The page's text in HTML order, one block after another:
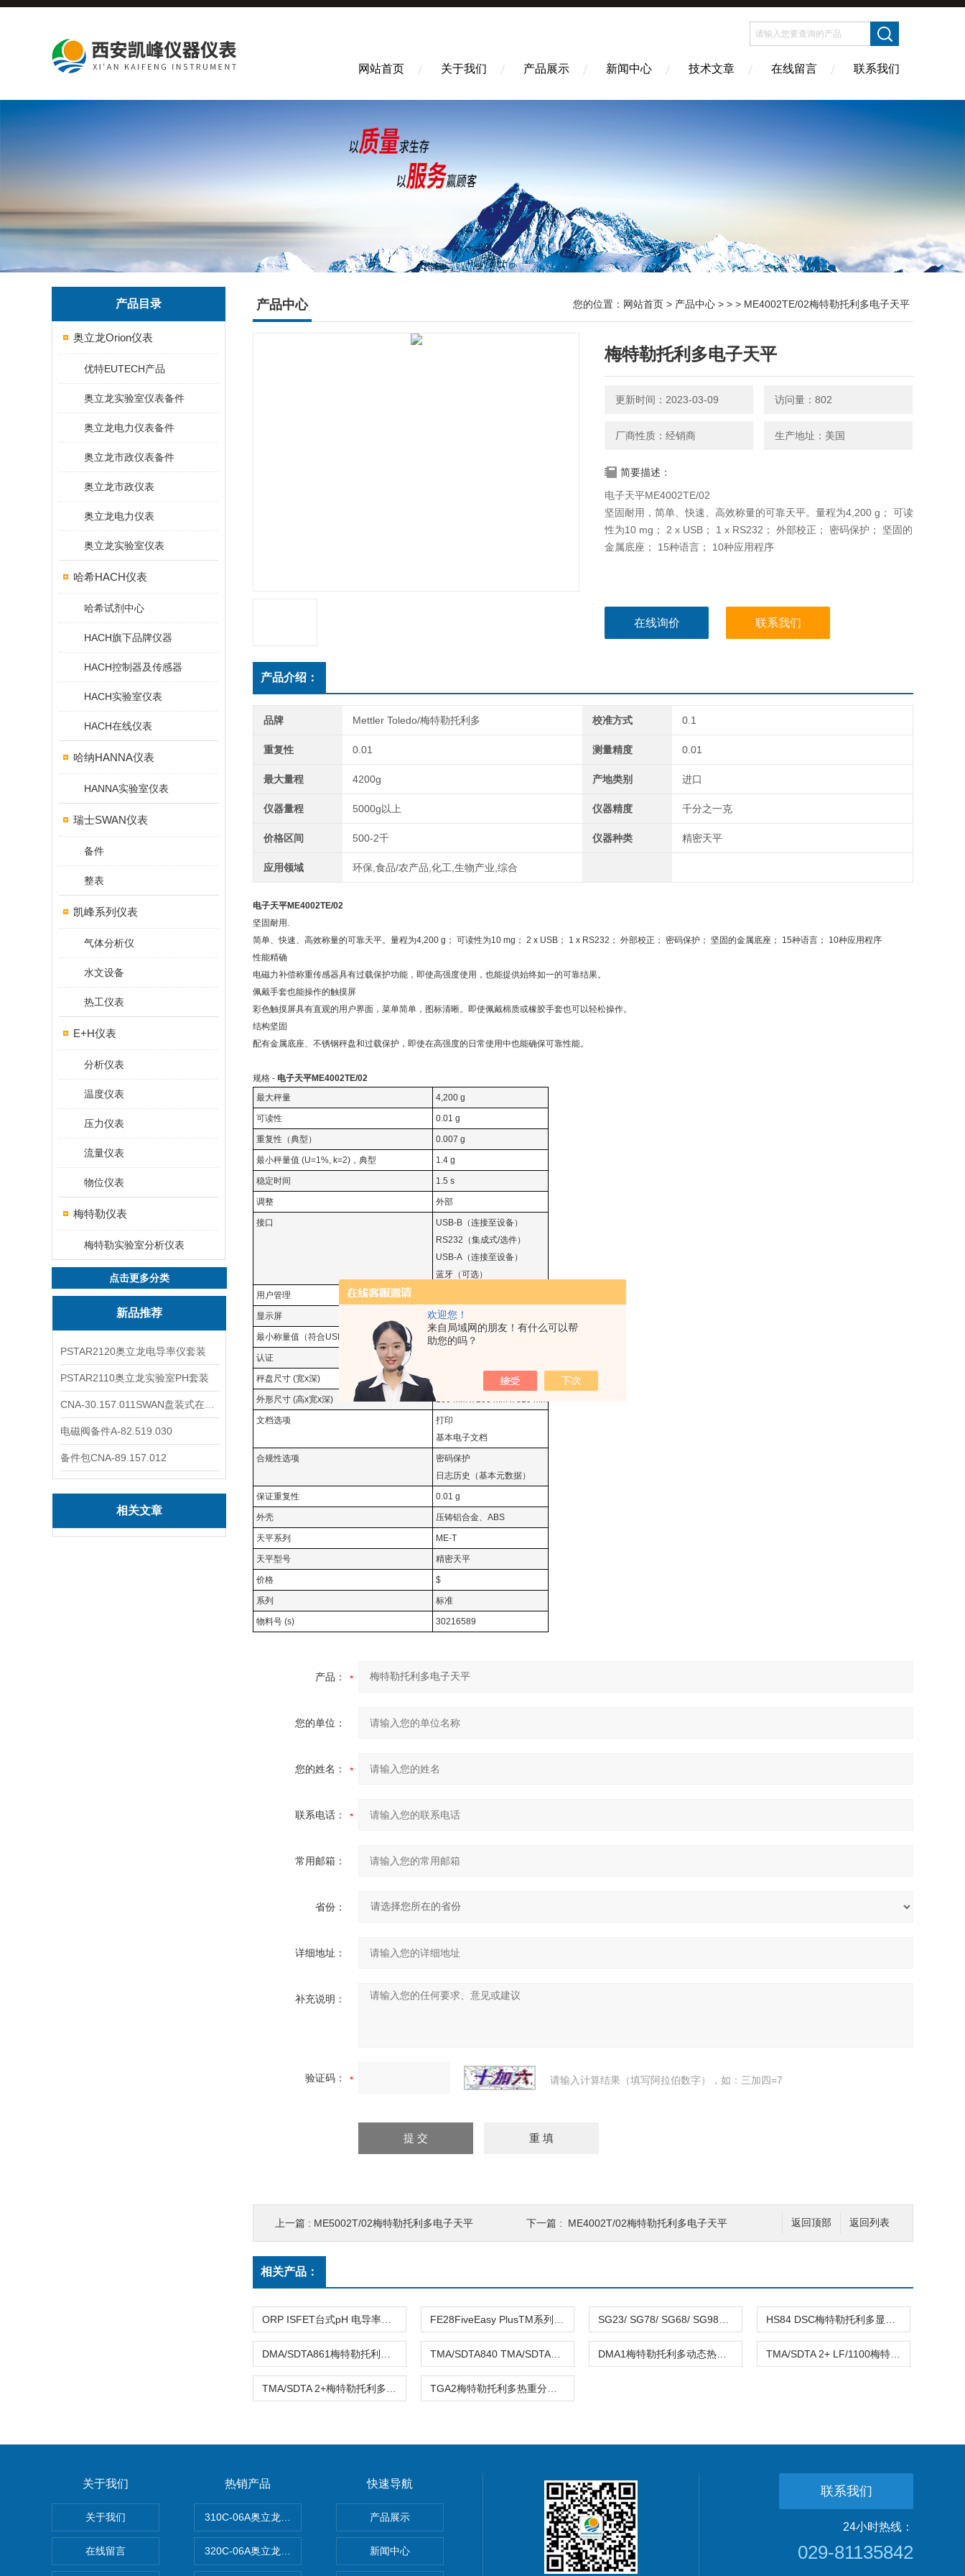
欢迎您！
来自局域网的朋友！有什么可以帮
助您的吗？
网站首页 关于我们 产品展示 新闻中心 技术文章 在线留言 联系我们
产品目录
奥立龙Orion仪表
优特EUTECH产品
奥立龙实验室仪表备件
奥立龙电力仪表备件
奥立龙市政仪表备件
奥立龙市政仪表
奥立龙电力仪表
奥立龙实验室仪表
哈希HACH仪表
哈希试剂中心
HACH旗下品牌仪器
HACH控制器及传感器
HACH实验室仪表
HACH在线仪表
哈纳HANNA仪表
HANNA实验室仪表
瑞士SWAN仪表
备件
整表
凯峰系列仪表
气体分析仪
水文设备
热工仪表
E+H仪表
分析仪表
温度仪表
压力仪表
流量仪表
物位仪表
梅特勒仪表
梅特勒实验室分析仪表
点击更多分类
新品推荐
PSTAR2120奥立龙电导率仪套装
PSTAR2110奥立龙实验室PH套装
电磁阀备件A-82.519.030
备件包CNA-89.157.012
相关文章
产品中心 您的位置： 网站首页 > 产品中心 > > > ME4002TE/02梅特勒托利多电子天平
梅特勒托利多电子天平
更新时间：2023-03-09 访问量：802
厂商性质：经销商 生产地址：美国
简要描述：
电子天平ME4002TE/02
坚固耐用，简单、快速、高效称量的可靠天平。量程为4,200 g； 可读
性为10 mg； 2 x USB； 1 x RS232； 外部校正； 密码保护； 坚固的
金属底座； 15种语言； 10种应用程序
在线询价 联系我们
产品介绍：
品牌 Mettler Toledo/梅特勒托利多 校准方式 0.1
重复性 0.01 测量精度 0.01
最大量程 4200g 产地类别 进口
仪器量程 5000g以上 仪器精度 千分之一克
价格区间 500-2千 仪器种类 精密天平
应用领域 环保,食品/农产品,化工,生物产业,综合
电子天平ME4002TE/02
坚固耐用.
简单、快速、高效称量的可靠天平。量程为4,200 g； 可读性为10 mg； 2 x USB； 1 x RS232； 外部校正； 密码保护； 坚固的金属底座； 15种语言； 10种应用程序
性能精确
电磁力补偿称重传感器具有过载保护功能，即使高强度使用，也能提供始终如一的可靠结果。
佩戴手套也能操作的触摸屏
彩色触摸屏具有直观的用户界面，菜单简单，图标清晰。即使佩戴棉质或橡胶手套也可以轻松操作。
结构坚固
配有金属底座、不锈钢秤盘和过载保护，即使在高强度的日常使用中也能确保可靠性能。
规格 - 电子天平ME4002TE/02
最大秤量
4,200 g
可读性 0.01 g
重复性（典型） 0.007 g
最小秤量值 (U=1%, k=2)，典型 1.4 g
稳定时间 1.5 s
调整 外部
接口
USB-B（连接至设备）
RS232（集成式/选件）
USB-A（连接至设备）
蓝牙（可选）
用户管理
显示屏 4.5英寸彩色TFT触摸屏
最小称量值（符合USP，允差为0.1%，典型） 14 g
认证
秤盘尺寸 (宽x深) 180 mm x 180 mm
外形尺寸 (高x宽x深) 100 mm x 200 mm x 319 mm
文档选项
打印
基本电子文档
合规性选项
密码保护
日志历史（基本元数据）
保证重复性 0.01 g
外壳 压铸铝合金、ABS
天平系列 ME-T
天平型号 精密天平
价格 $
系列 标准
物料号 (s) 30216589
产品：
您的单位：
您的姓名：
联系电话：
常用邮箱：
省份：
详细地址：
补充说明：
验证码： 请输入计算结果（填写阿拉伯数字），如：三加四=7
返回列表
返回顶部
上一篇 : ME5002T/02梅特勒托利多电子天平 下一篇 : ME4002T/02梅特勒托利多电子天平
相关产品：
关于我们
关于我们
在线留言
热销产品
310C-06A奥立龙实验室台式纯水电导率套装
320C-06A奥立龙实验室便携式电导率
快速导航
产品展示
新闻中心
联系我们
24小时热线：
029-81135842